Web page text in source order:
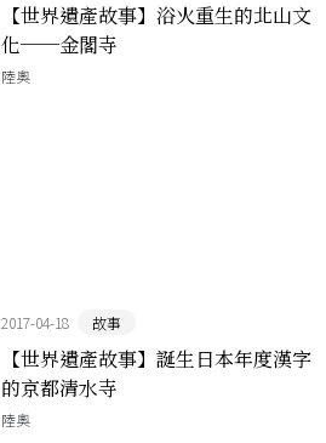
【世界遺產故事】浴火重生的北山文
化──金閣寺
陸奧
2017-04-18 故事
【世界遺產故事】誕生日本年度漢字
的京都清水寺
陸奧